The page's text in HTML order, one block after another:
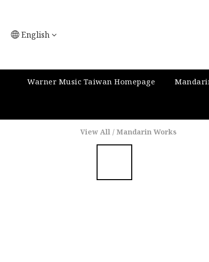
English
Warner Music Taiwan Homepage
View All / Mandarin Works